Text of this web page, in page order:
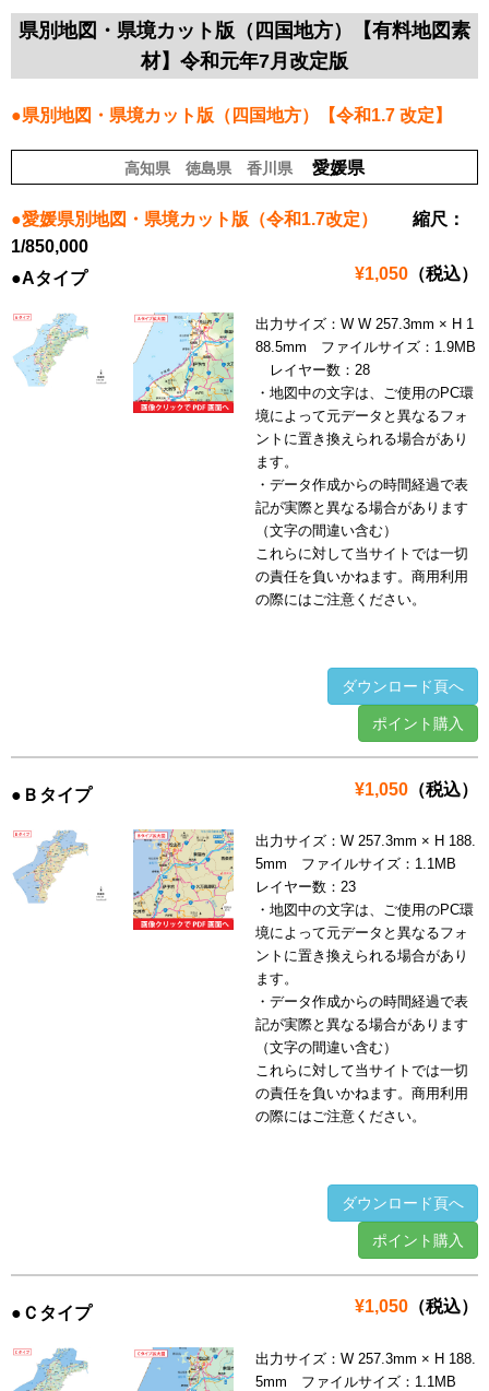
県別地図・県境カット版（四国地方）【有料地図素
材】令和元年7月改定版
●県別地図・県境カット版（四国地方）【令和1.7 改定】
高知県 徳島県 香川県 愛媛県
●愛媛県別地図・県境カット版（令和1.7改定） 縮尺：
1/850,000
¥1,050 （税込）
●Aタイプ
出力サイズ：W W 257.3mm × H 1
88.5mm ファイルサイズ：1.9MB
レイヤー数：28
・地図中の文字は、ご使用のPC環
境によって元データと異なるフォ
ントに置き換えられる場合があり
ます。
・データ作成からの時間経過で表
記が実際と異なる場合があります
（文字の間違い含む）
これらに対して当サイトでは一切
の責任を負いかねます。商用利用
の際にはご注意ください。
ダウンロード頁へ
ポイント購入
¥1,050 （税込）
●Ｂタイプ
出力サイズ：W 257.3mm × H 188.
5mm ファイルサイズ：1.1MB
レイヤー数：23
・地図中の文字は、ご使用のPC環
境によって元データと異なるフォ
ントに置き換えられる場合があり
ます。
・データ作成からの時間経過で表
記が実際と異なる場合があります
（文字の間違い含む）
これらに対して当サイトでは一切
の責任を負いかねます。商用利用
の際にはご注意ください。
ダウンロード頁へ
ポイント購入
¥1,050 （税込）
●Ｃタイプ
出力サイズ：W 257.3mm × H 188.
5mm ファイルサイズ：1.1MB